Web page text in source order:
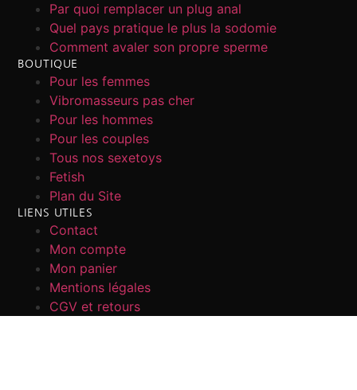
Par quoi remplacer un plug anal
Quel pays pratique le plus la sodomie
Comment avaler son propre sperme
BOUTIQUE
Pour les femmes
Vibromasseurs pas cher
Pour les hommes
Pour les couples
Tous nos sexetoys
Fetish
Plan du Site
LIENS UTILES
Contact
Mon compte
Mon panier
Mentions légales
CGV et retours